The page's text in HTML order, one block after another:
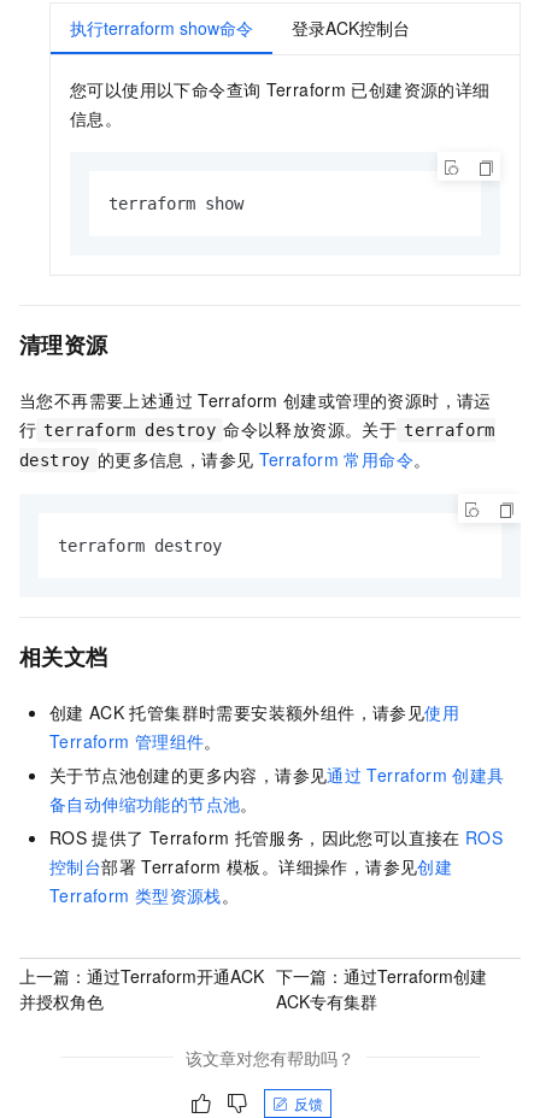
执行terraform show命令 登录ACK控制台
您可以使用以下命令查询 Terraform 已创建资源的详细
信息。
terraform show
清理资源
当您不再需要上述通过 Terraform 创建或管理的资源时，请运
行 terraform destroy 命令以释放资源。关于 terraform
destroy 的更多信息，请参见 Terraform 常用命令。
terraform destroy
相关文档
创建 ACK 托管集群时需要安装额外组件，请参见使用
Terraform 管理组件。
关于节点池创建的更多内容，请参见通过 Terraform 创建具
备自动伸缩功能的节点池。
ROS 提供了 Terraform 托管服务，因此您可以直接在 ROS
控制台部署 Terraform 模板。详细操作，请参见创建
Terraform 类型资源栈。
上一篇： 通过Terraform开通ACK
并授权角色
下一篇：通过Terraform创建
ACK专有集群
该文章对您有帮助吗？
反馈